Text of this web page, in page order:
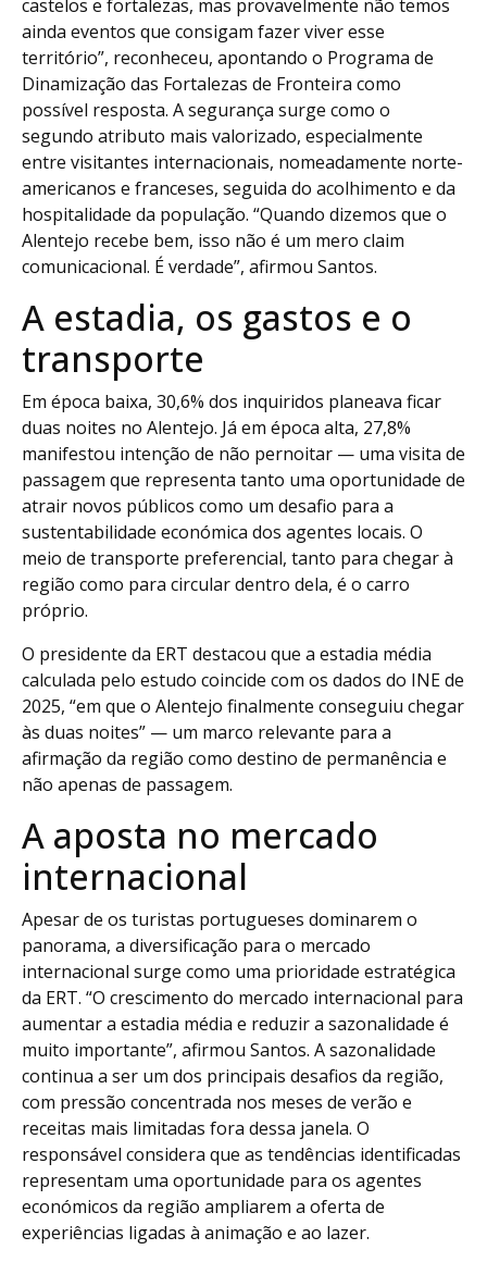
castelos e fortalezas, mas provavelmente não temos
ainda eventos que consigam fazer viver esse
território”, reconheceu, apontando o Programa de
Dinamização das Fortalezas de Fronteira como
possível resposta. A segurança surge como o
segundo atributo mais valorizado, especialmente
entre visitantes internacionais, nomeadamente norte-
americanos e franceses, seguida do acolhimento e da
hospitalidade da população. “Quando dizemos que o
Alentejo recebe bem, isso não é um mero claim
comunicacional. É verdade”, afirmou Santos.
A estadia, os gastos e o
transporte
Em época baixa, 30,6% dos inquiridos planeava ficar
duas noites no Alentejo. Já em época alta, 27,8%
manifestou intenção de não pernoitar — uma visita de
passagem que representa tanto uma oportunidade de
atrair novos públicos como um desafio para a
sustentabilidade económica dos agentes locais. O
meio de transporte preferencial, tanto para chegar à
região como para circular dentro dela, é o carro
próprio.
O presidente da ERT destacou que a estadia média
calculada pelo estudo coincide com os dados do INE de
2025, “em que o Alentejo finalmente conseguiu chegar
às duas noites” — um marco relevante para a
afirmação da região como destino de permanência e
não apenas de passagem.
A aposta no mercado
internacional
Apesar de os turistas portugueses dominarem o
panorama, a diversificação para o mercado
internacional surge como uma prioridade estratégica
da ERT. “O crescimento do mercado internacional para
aumentar a estadia média e reduzir a sazonalidade é
muito importante”, afirmou Santos. A sazonalidade
continua a ser um dos principais desafios da região,
com pressão concentrada nos meses de verão e
receitas mais limitadas fora dessa janela. O
responsável considera que as tendências identificadas
representam uma oportunidade para os agentes
económicos da região ampliarem a oferta de
experiências ligadas à animação e ao lazer.